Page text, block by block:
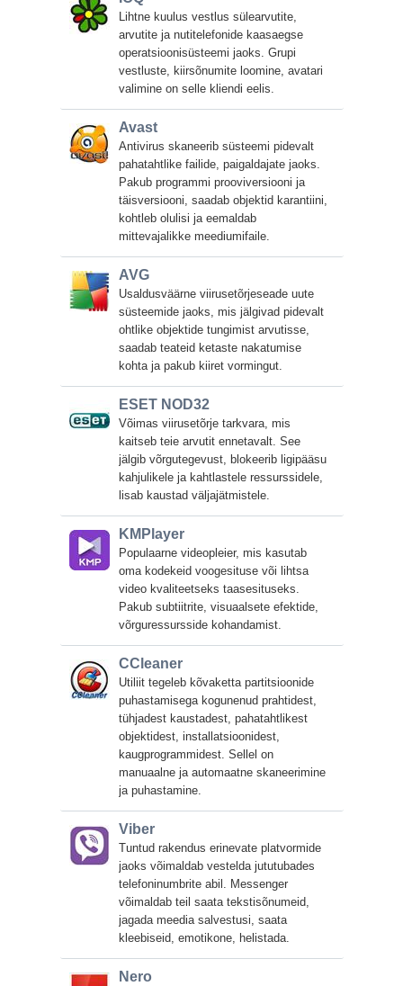
Lihtne kuulus vestlus sülearvutite,
arvutite ja nutitelefonide kaasaegse
operatsioonisüsteemi jaoks. Grupi
vestluste, kiirsõnumite loomine, avatari
valimine on selle kliendi eelis.
Avast
Antivirus skaneerib süsteemi pidevalt
pahatahtlike failide, paigaldajate jaoks.
Pakub programmi prooviversiooni ja
täisversiooni, saadab objektid karantiini,
kohtleb olulisi ja eemaldab
mittevajalikke meediumifaile.
AVG
Usaldusväärne viirusetõrjeseade uute
süsteemide jaoks, mis jälgivad pidevalt
ohtlike objektide tungimist arvutisse,
saadab teateid ketaste nakatumise
kohta ja pakub kiiret vormingut.
ESET NOD32
Võimas viirusetõrje tarkvara, mis
kaitseb teie arvutit ennetavalt. See
jälgib võrgutegevust, blokeerib ligipääsu
kahjulikele ja kahtlastele ressurssidele,
lisab kaustad väljajätmistele.
KMPlayer
Populaarne videopleier, mis kasutab
oma kodekeid voogesituse või lihtsa
video kvaliteetseks taasesituseks.
Pakub subtiitrite, visuaalsete efektide,
võrguressursside kohandamist.
CCleaner
Utiliit tegeleb kõvaketta partitsioonide
puhastamisega kogunenud prahtidest,
tühjadest kaustadest, pahatahtlikest
objektidest, installatsioonidest,
kaugprogrammidest. Sellel on
manuaalne ja automaatne skaneerimine
ja puhastamine.
Viber
Tuntud rakendus erinevate platvormide
jaoks võimaldab vestelda jututubades
telefoninumbrite abil. Messenger
võimaldab teil saata tekstisõnumeid,
jagada meedia salvestusi, saata
kleebiseid, emotikone, helistada.
Nero